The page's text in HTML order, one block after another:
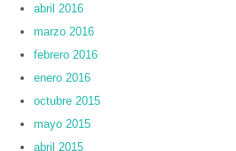
abril 2016
marzo 2016
febrero 2016
enero 2016
octubre 2015
mayo 2015
abril 2015